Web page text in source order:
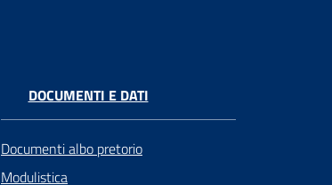
DOCUMENTI E DATI
Documenti albo pretorio
Modulistica